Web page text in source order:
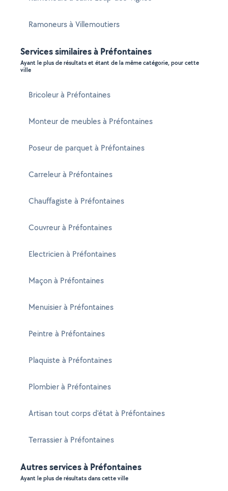
Ramoneurs à Villemoutiers
Services similaires à Préfontaines
Ayant le plus de résultats et étant de la même catégorie, pour cette
ville
Bricoleur à Préfontaines
Monteur de meubles à Préfontaines
Poseur de parquet à Préfontaines
Carreleur à Préfontaines
Chauffagiste à Préfontaines
Couvreur à Préfontaines
Electricien à Préfontaines
Maçon à Préfontaines
Menuisier à Préfontaines
Peintre à Préfontaines
Plaquiste à Préfontaines
Plombier à Préfontaines
Artisan tout corps d'état à Préfontaines
Terrassier à Préfontaines
Autres services à Préfontaines
Ayant le plus de résultats dans cette ville